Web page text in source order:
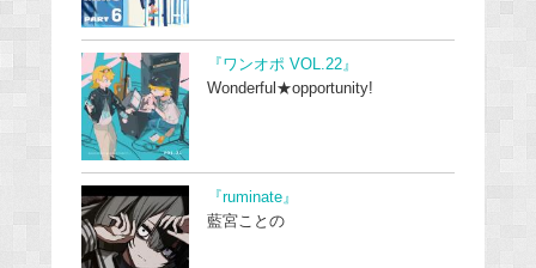
『ワンオポ VOL.22』
Wonderful★opportunity!
『ruminate』
藍宮ことの